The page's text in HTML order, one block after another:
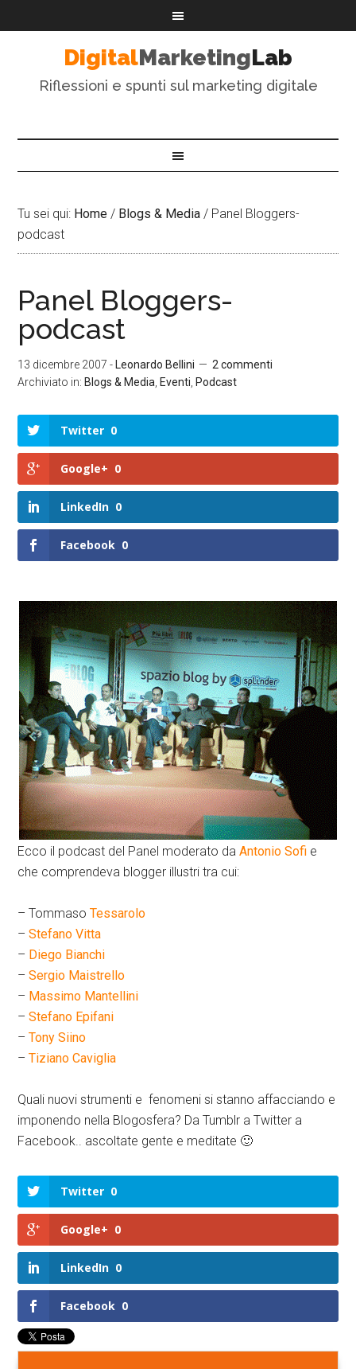
DigitalMarketingLab
Riflessioni e spunti sul marketing digitale
Tu sei qui: Home / Blogs & Media / Panel Bloggers-
podcast
Panel Bloggers-
podcast
13 dicembre 2007 - Leonardo Bellini
2 commenti
Archiviato in: Blogs & Media Eventi Podcast
Twitter 0
Google+ 0
LinkedIn 0
Facebook 0
Ecco il podcast del Panel moderato daAntonio Sofi e
che comprendeva blogger illustri tra cui:
– Tommaso Tessarolo
–Stefano Vitta
– Diego Bianchi
–Sergio Maistrello
– Massimo Mantellini
–Stefano Epifani
–Tony Siino
–Tiziano Caviglia
Quali nuovi strumenti e fenomeni si stanno affacciando e
imponendo nella Blogosfera? Da Tumblr a Twitter a
Facebook.. ascoltate gente e meditate 🙂
Twitter 0
Google+ 0
LinkedIn 0
Facebook 0